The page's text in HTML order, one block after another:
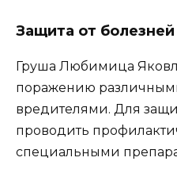
Защита от
Груша Любимица
поражению
вредителями. Для
проводить
специальными